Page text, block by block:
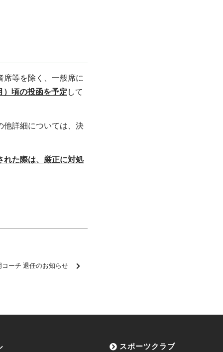
等を除く、一般席に
）頃の投函を予定して
他詳細については、決
れた際は、厳正に対処
ーチ 退任のお知らせ
スポーツクラブ